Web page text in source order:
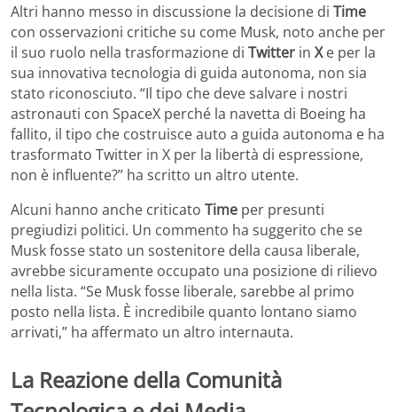
Altri hanno messo in discussione la decisione di Time
con osservazioni critiche su come Musk, noto anche per
il suo ruolo nella trasformazione di Twitter in Xe per la
sua innovativa tecnologia di guida autonoma, non sia
stato riconosciuto. “Il tipo che deve salvare i nostri
astronauti con SpaceX perché la navetta di Boeing ha
fallito, il tipo che costruisce auto a guida autonoma e ha
trasformato Twitter in X per la libertà di espressione,
non è influente?” ha scritto un altro utente.
Alcuni hanno anche criticato Time per presunti
pregiudizi politici. Un commento ha suggerito che se
Musk fosse stato un sostenitore della causa liberale,
avrebbe sicuramente occupato una posizione di rilievo
nella lista. “Se Musk fosse liberale, sarebbe al primo
posto nella lista. È incredibile quanto lontano siamo
arrivati,” ha affermato un altro internauta.
La Reazione della Comunità